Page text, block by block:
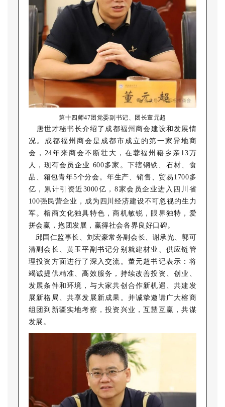
第十四师47团党委副书记、团长董元超
唐世才秘书长介绍了成都福州商会建设和发展情
况。成都福州商会是成都市成立的第一家异地商
会，24年来商会不断壮大，在蓉福州籍乡亲13万
人，现有会员企业 600多家。下辖钢铁、石材、食
品、箱包青年5个分会。年生产、销售、贸易1700多
亿，累计引资近3000亿，8家会员企业进入四川省
100强民营企业，成为四川经济建设不可忽视的生力
军。榕商文化独具特色，商机敏锐，眼界独特，爱
拼会赢，抱团发展，赢得社会各界良好口碑。
邱国仁监事长、刘宏豪常务副会长、谢承光、郭可
清副会长、黄玉平副书记分别就建材业、供应链管
理投资方面进行了深入交流。董元超书记表示：将
竭诚提供精准、高效服务，持续改善投资、创业、
发展条件和环境，与大家共创合作新机遇、共建发
展新格局、共享发展新成果。并诚挚邀请广大榕商
组团到新疆实地考察，投资兴业，互慧互赢，共谋
发展。